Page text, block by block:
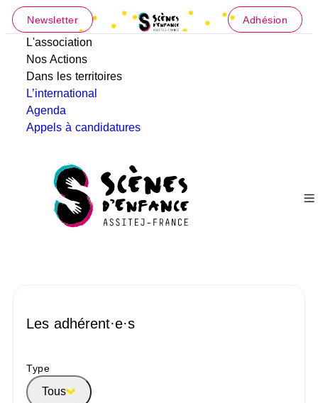
Newsletter Adhésion
L'association
Nos Actions
Dans les territoires
L’international
Agenda
Appels à candidatures
Les adhérent·e·s
Type
Tous